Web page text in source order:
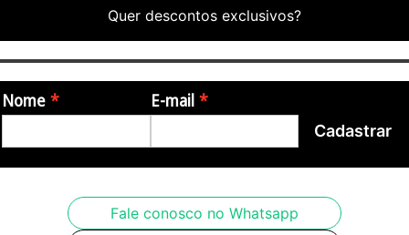
Quer descontos exclusivos?
Nome E-mail
Cadastrar
Fale conosco no Whatsapp